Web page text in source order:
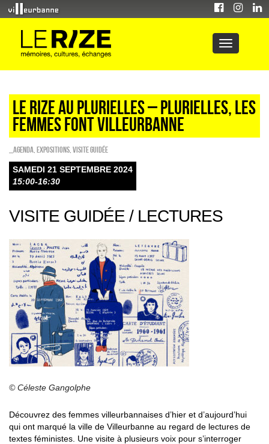
LE RIZE AU PLURIELLES – Plurielles, les
femmes font villeurbanne
_Agenda EXPOSITIONS Visite guidée
SAMEDI 21 SEPTEMBRE 2024
15:00-16:30
VISITE GUIDÉE / LECTURES
© Céleste Gangolphe
Découvrez des femmes villeurbannaises d’hier et d’aujourd’hui
qui ont marqué la ville de Villeurbanne au regard de lectures de
textes féministes. Une visite à plusieurs voix pour s’interroger